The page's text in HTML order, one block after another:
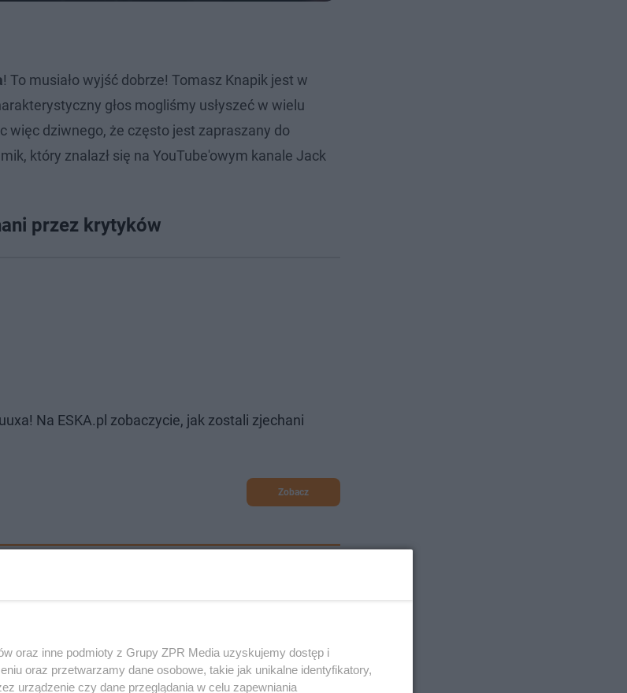
! To musiało wyjść dobrze! Tomasz Knapik jest w
głos mogliśmy usłyszeć w wielu
więc dziwnego, że często jest zapraszany do
który znalazł się na YouTube'owym kanale Jack
przez krytyków
Na ESKA.pl zobaczycie, jak zostali zjechani
Zobacz
oraz inne podmioty z Grupy ZPR Media uzyskujemy dostęp i
oraz przetwarzamy dane osobowe, takie jak unikalne identyfikatory,
urządzenie czy dane przeglądania w celu zapewniania